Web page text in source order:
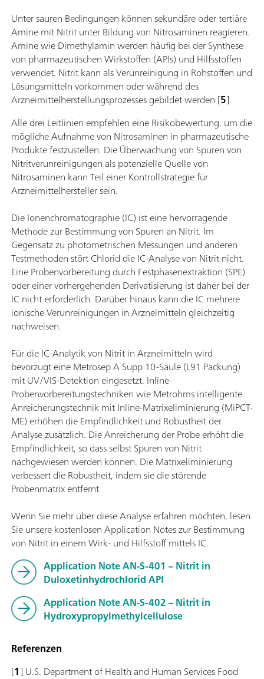
Unter sauren Bedingungen können sekundäre oder tertiäre
Amine mit Nitrit unter Bildung von Nitrosaminen reagieren.
Amine wie Dimethylamin werden häufig bei der Synthese
von pharmazeutischen Wirkstoffen (APIs) und Hilfsstoffen
verwendet. Nitrit kann als Verunreinigung in Rohstoffen und
Lösungsmitteln vorkommen oder während des
Arzneimittelherstellungsprozesses gebildet werden [5].
Alle drei Leitlinien empfehlen eine Risikobewertung, um die
mögliche Aufnahme von Nitrosaminen in pharmazeutische
Produkte festzustellen. Die Überwachung von Spuren von
Nitritverunreinigungen als potenzielle Quelle von
Nitrosaminen kann Teil einer Kontrollstrategie für
Arzneimittelhersteller sein.
Die Ionenchromatographie (IC) ist eine hervorragende
Methode zur Bestimmung von Spuren an Nitrit. Im
Gegensatz zu photometrischen Messungen und anderen
Testmethoden stört Chlorid die IC-Analyse von Nitrit nicht.
Eine Probenvorbereitung durch Festphasenextraktion (SPE)
oder einer vorhergehenden Derivatisierung ist daher bei der
IC nicht erforderlich. Darüber hinaus kann die IC mehrere
ionische Verunreinigungen in Arzneimitteln gleichzeitig
nachweisen.
Für die IC-Analytik von Nitrit in Arzneimitteln wird
bevorzugt eine Metrosep A Supp 10-Säule (L91 Packung)
mit UV/VIS-Detektion eingesetzt. Inline-
Probenvorbereitungstechniken wie Metrohms intelligente
Anreicherungstechnik mit Inline-Matrixeliminierung (MiPCT-
ME) erhöhen die Empfindlichkeit und Robustheit der
Analyse zusätzlich. Die Anreicherung der Probe erhöht die
Empfindlichkeit, so dass selbst Spuren von Nitrit
nachgewiesen werden können. Die Matrixeliminierung
verbessert die Robustheit, indem sie die störende
Probenmatrix entfernt.
Wenn Sie mehr über diese Analyse erfahren möchten, lesen
Sie unsere kostenlosen Application Notes zur Bestimmung
von Nitrit in einem Wirk- und Hilfsstoff mittels IC.
Application Note AN-S-401 – Nitrit in
Duloxetinhydrochlorid API
Application Note AN-S-402 – Nitrit in
Hydroxypropylmethylcellulose
Referenzen
[1] U.S. Department of Health and Human Services Food